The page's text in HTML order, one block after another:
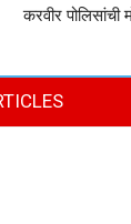
करवीर पोलिसांची